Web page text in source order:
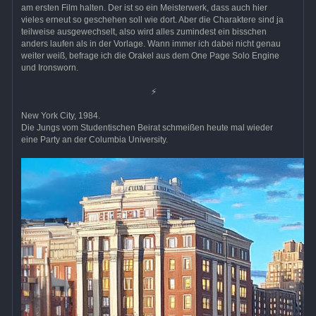
am ersten Film halten. Der ist so ein Meisterwerk, dass auch hier
vieles erneut so geschehen soll wie dort. Aber die Charaktere sind ja
teilweise ausgewechselt, also wird alles zumindest ein bisschen
anders laufen als in der Vorlage. Wann immer ich dabei nicht genau
weiter weiß, befrage ich die Orakel aus dem One Page Solo Engine
und Ironsworn.
⚡
New York City, 1984.
Die Jungs vom Studentischen Beirat schmeißen heute mal wieder
eine Party an der Columbia University.